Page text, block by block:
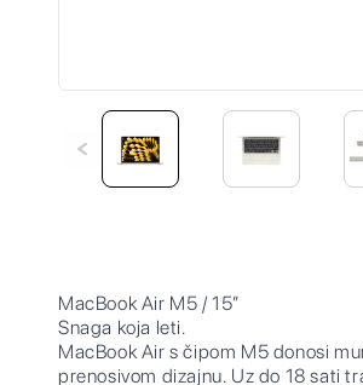
MacBook Air M5 / 15”
Snaga koja leti.
MacBook Air s čipom M5 donosi
prenosivom dizajnu. Uz do 18 sati